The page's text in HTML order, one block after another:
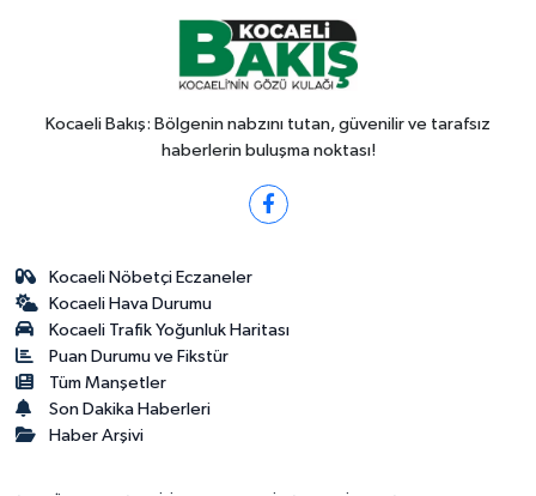
Kocaeli Bakış: Bölgenin nabzını tutan, güvenilir ve tarafsız
haberlerin buluşma noktası!
Kocaeli Nöbetçi Eczaneler
Kocaeli Hava Durumu
Kocaeli Trafik Yoğunluk Haritası
Puan Durumu ve Fikstür
Tüm Manşetler
Son Dakika Haberleri
Haber Arşivi